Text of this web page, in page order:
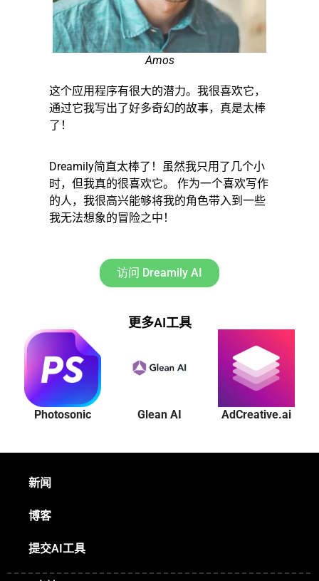
Amos
这个应用程序有很大的潜力。我很喜欢它，
通过它我写出了好多奇幻的故事，真是太棒
了！
Dreamily简直太棒了！虽然我只用了几个小
时，但我真的很喜欢它。 作为一个喜欢写作
的人，我很高兴能够将我的角色带入到一些
我无法想象的冒险之中！
访问 Dreamily AI
更多AI工具
Photosonic Glean AI AdCreative.ai
新闻
博客
提交AI工具